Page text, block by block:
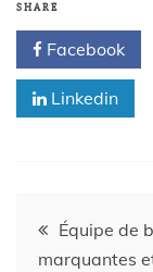
SHARE
Facebook
Linkedin
Équipe de
marquantes